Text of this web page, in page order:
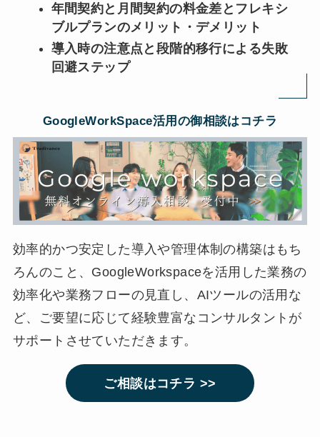
年間契約と月間契約の料金差とフレキシ
ブルプランのメリット・デメリット
導入時の注意点と段階的移行による失敗
回避ステップ
GoogleWorkSpace活用の御相談はコチラ
効率的かつ安定した導入や管理体制の構築はもち
ろんのこと、GoogleWorkspaceを活用した業務の
効率化や業務フローの見直し、AIツールの活用な
ど、ご要望に応じて経験豊富なコンサルタントが
サポートさせていただきます。
ご相談はコチラ >>